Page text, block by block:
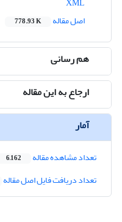
اصل مقاله
778.93 K
هم رسانی
ارجاع به این مقاله
آمار
تعداد مشاهده مقاله 6,162
تعداد دریافت فایل اصل مقاله